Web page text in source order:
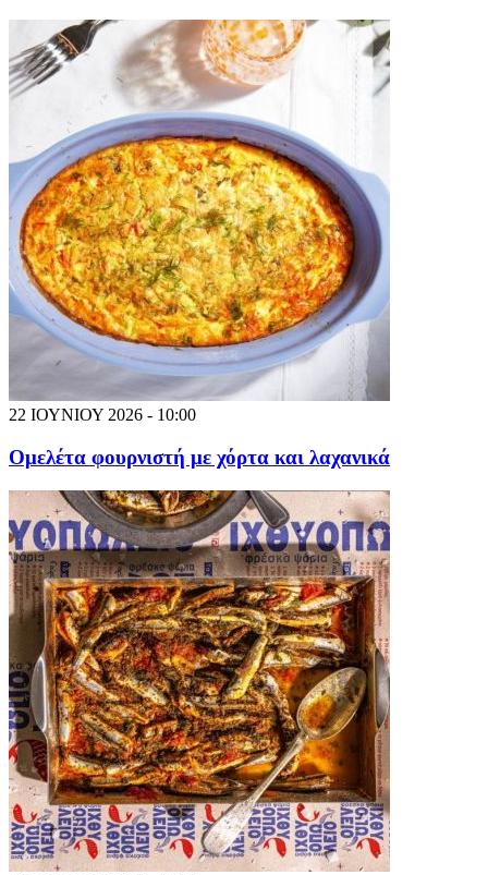
22 ΙΟΥΝΙΟΥ 2026 - 10:00
Ομελέτα φουρνιστή με χόρτα και λαχανικά